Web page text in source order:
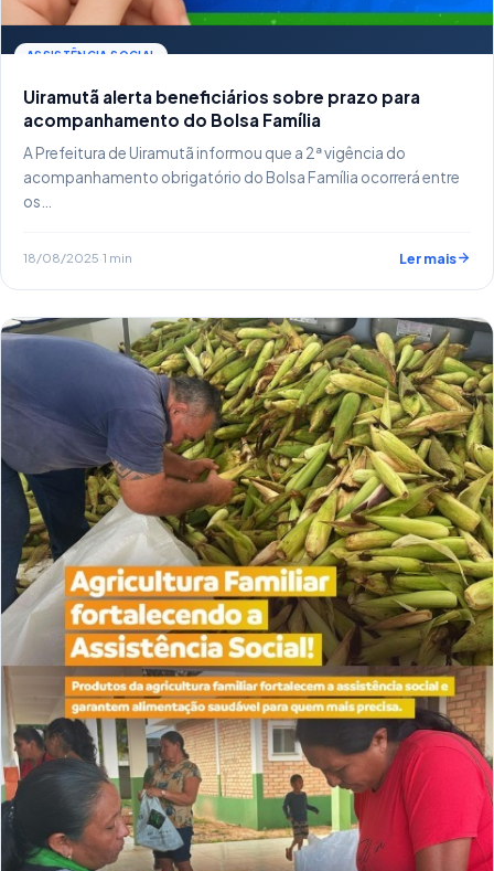
ASSISTÊNCIA SOCIAL
Uiramutã alerta beneficiários sobre prazo para
acompanhamento do Bolsa Família
A Prefeitura de Uiramutã informou que a 2ª vigência do
acompanhamento obrigatório do Bolsa Família ocorrerá entre
os…
18/08/2025·1 min Ler mais